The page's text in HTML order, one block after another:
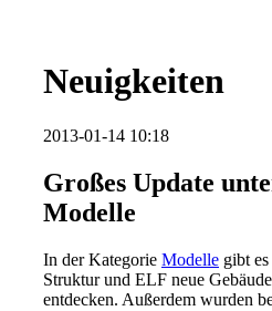
Neuigkeiten
2013-01-14 10:18
Großes Update
Modelle
In der Kategorie Modelle gibt
Struktur und ELF neue
entdecken. Außerdem wurden